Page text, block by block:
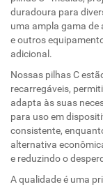
duradoura para
uma ampla gama de
e outros
adicional.
Nossas pilhas C
recarregáveis,
adapta às suas
para uso em
consistente,
alternativa
e reduzindo o
A qualidade é uma